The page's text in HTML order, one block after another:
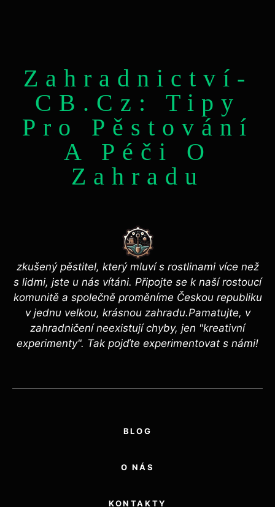
Zahradnictví-
CB.cz: Tipy
Pro Pěstování
A Péči O
Zahradu
zkušený pěstitel, který mluví s rostlinami více než
s lidmi, jste u nás vítáni. Připojte se k naší rostoucí
komunitě a společně proměníme Českou republiku
v jednu velkou, krásnou zahradu.Pamatujte, v
zahradničení neexistují chyby, jen "kreativní
experimenty". Tak pojďte experimentovat s námi!
BLOG
O NÁS
KONTAKTY